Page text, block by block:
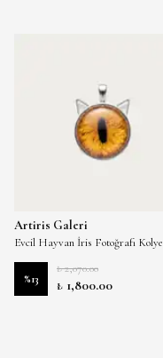
Artiris Galeri
Evcil Hayvan İris Fotoğrafı Kolye
%13
₺ 2,070.00
₺ 1,800.00